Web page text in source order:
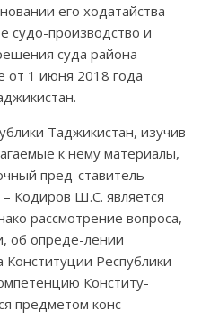
его хода­тай­ства
судо-производство и
суда района
1 июня 2018 года
Таджикистан, изучив
к нему материалы,
пред-ставитель
Кодиров Ш.С. является
рассмотрение вопроса,
об опреде-лении
Респуб­лики
Конститу­
предметом конс-